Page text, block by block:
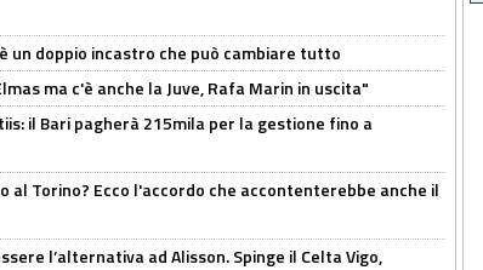
un doppio incastro che può cambiare tutto
ma c'è anche la Juve, Rafa Marin in uscita"
il Bari pagherà 215mila per la gestione fino a
al Torino? Ecco l'accordo che accontenterebbe anche il
l’alternativa ad Alisson. Spinge il Celta Vigo,